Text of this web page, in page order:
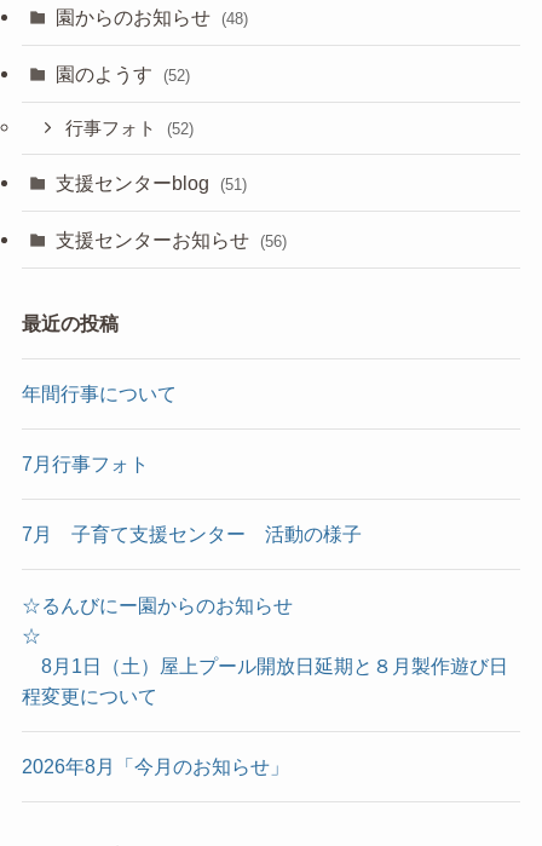
園からのお知らせ (48)
園のようす (52)
行事フォト (52)
支援センターblog (51)
支援センターお知らせ (56)
最近の投稿
年間行事について
7月行事フォト
7月 子育て支援センター 活動の様子
☆るんびにー園からのお知らせ
☆
8月1日（土）屋上プール開放日延期と８月製作遊び日
程変更について
2026年8月「今月のお知らせ」